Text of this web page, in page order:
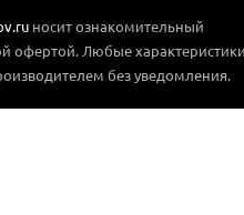
носит ознакомительный
офертой. Любые
без уведомления.